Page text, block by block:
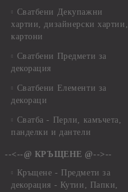
Сватбени Декупажни
хартии, дизайнерски хартии,
картони
Сватбени Предмети за
декорация
Сватбени Елементи за
декораци
Сватба - Перли, камъчета,
панделки и дантели
--<--@ КРЪЩЕНЕ @-->--
Кръщене - Предмети за
декорация - Кутии, Папки,